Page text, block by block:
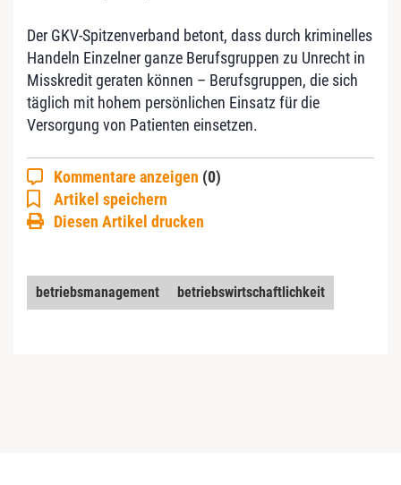
Der GKV-Spitzenverband betont, dass durch kriminelles
Handeln Einzelner ganze Berufsgruppen zu Unrecht in
Misskredit geraten können – Berufsgruppen, die sich
täglich mit hohem persönlichen Einsatz für die
Versorgung von Patienten einsetzen.
Kommentare anzeigen (0)
Artikel speichern
Diesen Artikel drucken
betriebsmanagement betriebswirtschaftlichkeit